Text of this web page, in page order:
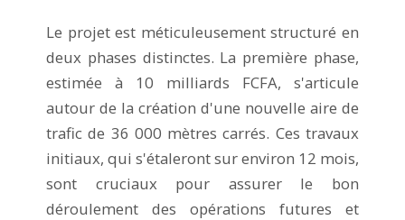
Le projet est méticuleusement structuré en
deux phases distinctes. La première phase,
estimée à 10 milliards FCFA, s'articule
autour de la création d'une nouvelle aire de
trafic de 36 000 mètres carrés. Ces travaux
initiaux, qui s'étaleront sur environ 12 mois,
sont cruciaux pour assurer le bon
déroulement des opérations futures et